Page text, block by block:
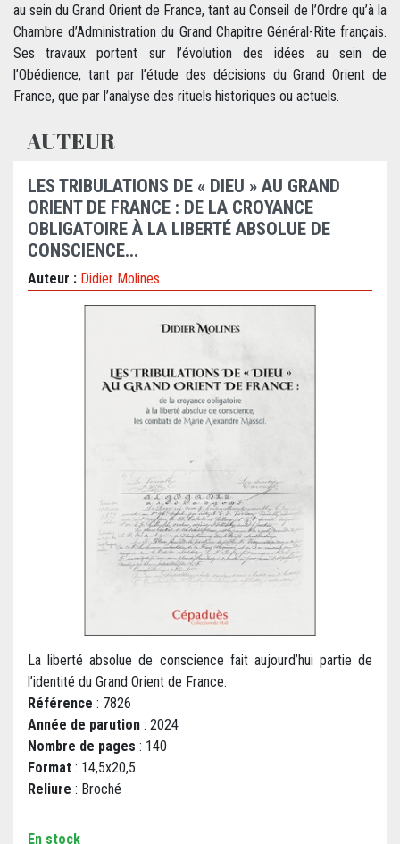
au sein du Grand Orient de France, tant au Conseil de l’Ordre qu’à la
Chambre d’Administration du Grand Chapitre Général-Rite français.
Ses travaux portent sur l’évolution des idées au sein de
l’Obédience, tant par l’étude des décisions du Grand Orient de
France, que par l’analyse des rituels historiques ou actuels.
AUTEUR
LES TRIBULATIONS DE « DIEU » AU GRAND
ORIENT DE FRANCE : DE LA CROYANCE
OBLIGATOIRE À LA LIBERTÉ ABSOLUE DE
CONSCIENCE...
Auteur : Didier Molines
La liberté absolue de conscience fait aujourd’hui partie de
l’identité du Grand Orient de France.
Référence : 7826
Année de parution : 2024
Nombre de pages : 140
Format : 14,5x20,5
Reliure : Broché
En stock